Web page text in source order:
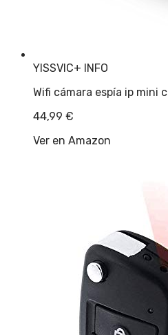
YISSVIC+ INFO
Wifi cámara espía ip mini
44,99 €
Ver en Amazon